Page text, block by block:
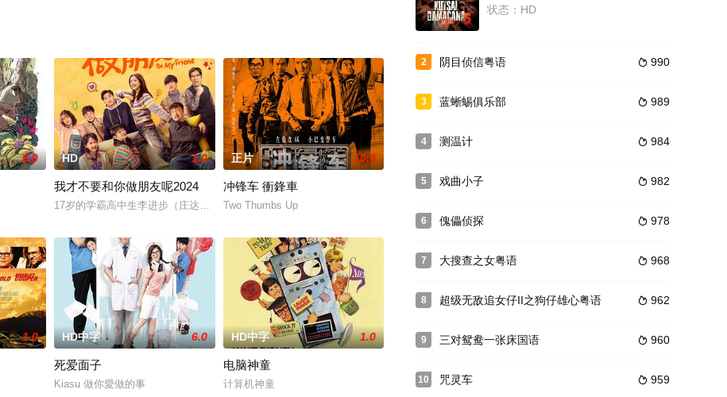
趣，角色鲜明，既有动作又有笑料，娱乐效果相当高。克林特．伊斯特伍德饰演抢匪冲天炮，他跟乔治．甘迪等搭档枪劫政府的保险箱，但事成之后赃款却神
6.0 HD 1.0
我才不要和你做朋友呢2024
17岁的学霸高中生李进步（庄达菲 饰）阴差阳错回到了学渣妈妈李青桐（陈昊宇 饰）的少女时代，见到了素未谋面的渣男爸爸（王皓 饰）和4D
正片 10.0
冲锋车 衝鋒車
Two Thumbs Up
1.0 HD中字 6.0
死爱面子
Kiasu 做你愛做的事
HD中字 1.0
电脑神童
计算机神童
状态：HD
2  990
阴目侦信粤语
3  989
蓝蜥蜴俱乐部
4  984
测温计
5  982
戏曲小子
6  978
傀儡侦探
7  968
大搜查之女粤语
8  962
超级无敌追女仔II之狗仔雄心粤语
9  960
三对鸳鸯一张床国语
10  959
咒灵车